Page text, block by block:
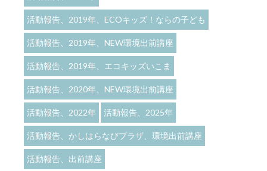
活動報告、2019年、ECOキッズ！ならの子ども
活動報告、2019年、NEW環境出前講座
活動報告、2019年、エコキッズいこま
活動報告、2020年、NEW環境出前講座
活動報告、2022年 活動報告、2025年
活動報告、かしはらなびプラザ、環境出前講座
活動報告、出前講座